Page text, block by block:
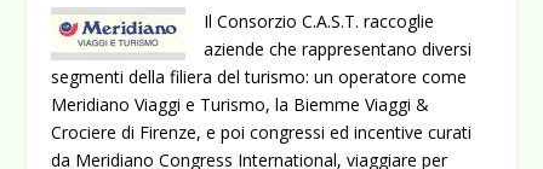
Il Consorzio C.A.S.T. raccoglie
aziende che rappresentano diversi
segmenti della filiera del turismo: un operatore come
Meridiano Viaggi e Turismo, la Biemme Viaggi &
Crociere di Firenze, e poi congressi ed incentive curati
da Meridiano Congress International, viaggiare per